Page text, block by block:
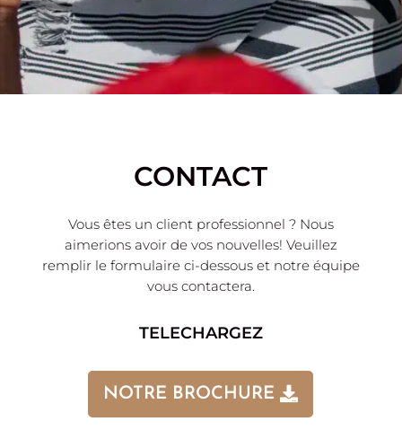
CONTACT
Vous êtes un client professionnel ? Nous
aimerions avoir de vos nouvelles! Veuillez
remplir le formulaire ci-dessous et notre équipe
vous contactera.
TELECHARGEZ
NOTRE BROCHURE